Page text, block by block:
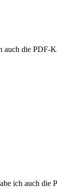
auch die PDF-
ich auch die